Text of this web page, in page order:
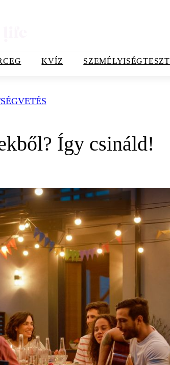
KVÍZ SZEMÉLYISÉGTESZT
Így csináld!